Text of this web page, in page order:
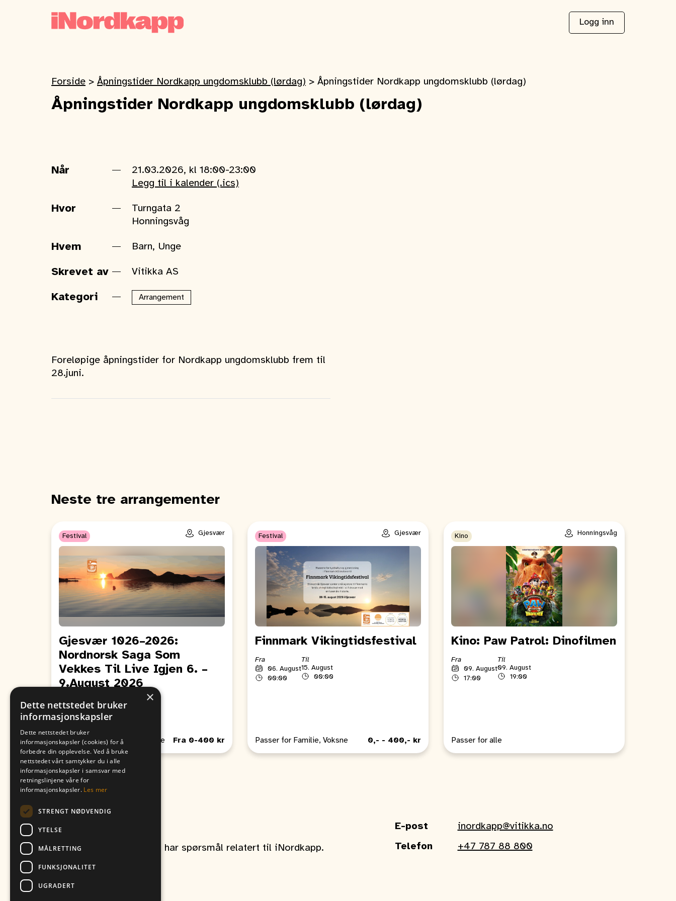
Logg inn
Forside > Åpningstider Nordkapp ungdomsklubb (lørdag) > Åpningstider Nordkapp ungdomsklubb (lørdag)
Åpningstider Nordkapp ungdomsklubb (lørdag)
Når
21.03.2026, kl 18:00-23:00
Legg til i kalender (.ics)
Hvor
Turngata 2
Honningsvåg
Hvem Barn, Unge
Skrevet av Vitikka AS
Kategori Arrangement
Foreløpige åpningstider for Nordkapp ungdomsklubb frem til
28.juni.
Neste tre arrangementer
Festival Gjesvær
Gjesvær 1026–2026:
Nordnorsk Saga Som
Vekkes Til Live Igjen 6. –
9.August 2026
Fra
00:00
Til
09. August
Passer for Barn, Unge, Voksne Fra 0-400 kr
Festival Gjesvær
Finnmark Vikingtidsfestival
Fra
06. August
00:00
Til
15. August
00:00
Passer for Familie, Voksne 0,- - 400,- kr
Kino Honningsvåg
Kino: Paw Patrol: Dinofilmen
Fra
09. August
17:00
Til
09. August
19:00
Passer for alle
Kontakt oss
Ta gjerne kontakt om du har spørsmål relatert til iNordkapp.
E-post
inordkapp@vitikka.no
Telefon
+47 787 88 800
×
Dette nettstedet bruker
informasjonskapsler
Dette nettstedet bruker
informasjonskapsler (cookies) for å
forbedre din opplevelse. Ved å bruke
nettstedet vårt samtykker du i alle
informasjonskapsler i samsvar med
retningslinjene våre for
informasjonskapsler. Les mer
STRENGT NØDVENDIG
YTELSE
MÅLRETTING
FUNKSJONALITET
UGRADERT